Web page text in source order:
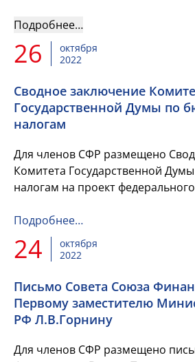
Подробнее…
26
октября
2022
Сводное заключение
Государственной Думы по
налогам
Для членов СФР размещено
Комитета Государственной
налогам на проект
плановый период 2024 и 20...
Подробнее…
24
октября
2022
Письмо Совета Союза
Первому заместителю
РФ Л.В.Горнину
Для членов СФР размещено